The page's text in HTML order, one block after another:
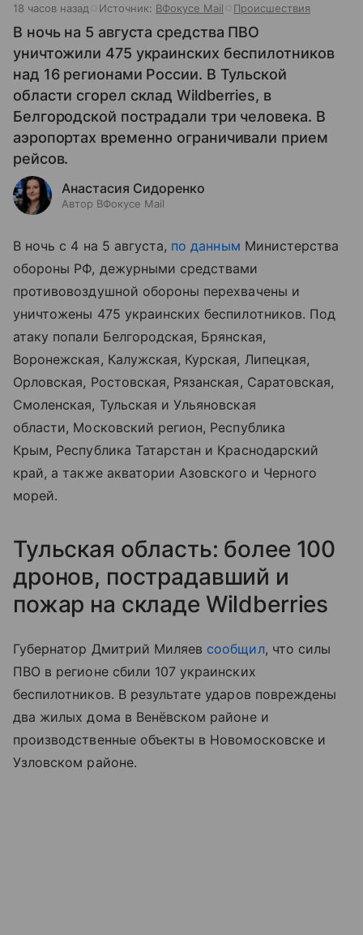
18 часов назад Источник: ВФокусе Mail Происшествия
В ночь на 5 августа средства ПВО
уничтожили 475 украинских беспилотников
над 16 регионами России. В Тульской
области сгорел склад Wildberries, в
Белгородской пострадали три человека. В
аэропортах временно ограничивали прием
рейсов.
Анастасия Сидоренко
Автор ВФокусе Mail
В ночь с 4 на 5 августа, по данным Министерства
обороны РФ, дежурными средствами
противовоздушной обороны перехвачены и
уничтожены 475 украинских беспилотников. Под
атаку попали Белгородская, Брянская,
Воронежская, Калужская, Курская, Липецкая,
Орловская, Ростовская, Рязанская, Саратовская,
Смоленская, Тульская и Ульяновская
области, Московский регион, Республика
Крым, Республика Татарстан и Краснодарский
край, а такжеакватории Азовского и Черного
морей.
Тульская область: более 100
дронов, пострадавший и
пожар на складе Wildberries
Губернатор Дмитрий Миляев сообщил, что силы
ПВО в регионе сбили 107 украинских
беспилотников. В результате ударов повреждены
два жилых дома в Венёвском районе и
производственные объекты в Новомосковске и
Узловском районе.